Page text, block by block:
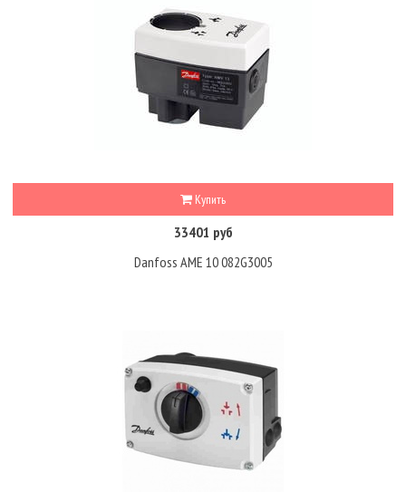
Купить
33401 руб
Danfoss AME 10 082G3005